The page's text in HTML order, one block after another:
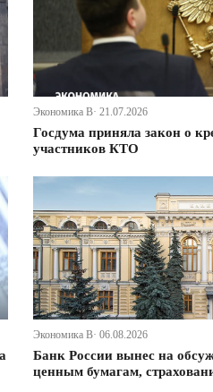
Экономика В· 21.07.2026
Госдума приняла закон о
участников КТО
Экономика В· 06.08.2026
Банк России вынес на
ценным бумагам,